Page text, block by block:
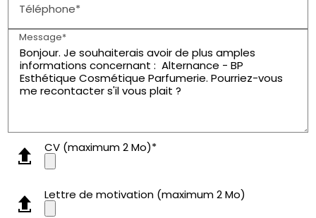
Téléphone*
Message*
CV (maximum 2 Mo)*
Lettre de motivation (maximum 2 Mo)